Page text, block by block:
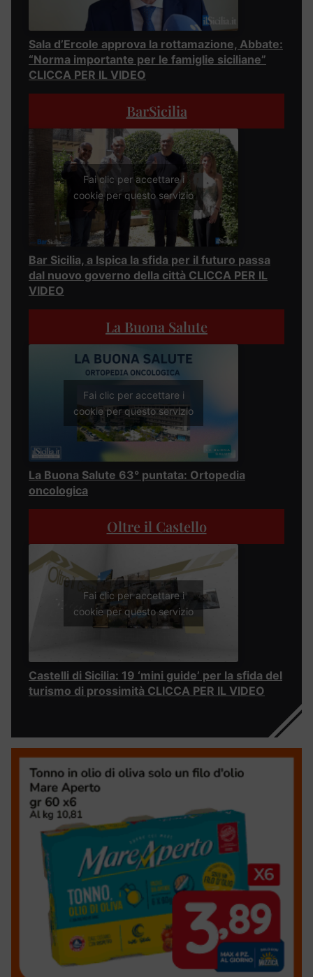
Sala d’Ercole approva la rottamazione, Abbate:
“Norma importante per le famiglie siciliane”
CLICCA PER IL VIDEO
BarSicilia
Fai clic per accettare i
cookie per questo servizio
Bar Sicilia, a Ispica la sfida per il futuro passa
dal nuovo governo della città CLICCA PER IL
VIDEO
La Buona Salute
Fai clic per accettare i
cookie per questo servizio
La Buona Salute 63° puntata: Ortopedia
oncologica
Oltre il Castello
Fai clic per accettare i
cookie per questo servizio
Castelli di Sicilia: 19 ‘mini guide’ per la sfida del
turismo di prossimità CLICCA PER IL VIDEO